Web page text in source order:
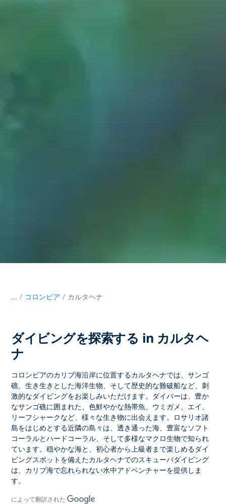
... / コロンビア カルタヘナ
ダイビングを探索する in カルタヘ
ナ
コロンビアのカリブ海沿岸に位置するカルタヘナでは、サンゴ
礁、生き生きとした海洋生物、そして歴史的な難破船など、刺
激的なダイビングをお楽しみいただけます。ダイバーは、豊か
なサンゴ礁に囲まれた、色鮮やかな熱帯魚、ウミガメ、エイ、
リーフシャークなど、様々な生き物に出会えます。 ロサリオ諸
島をはじめとする近隣の島々は、透き通った海、豊富なソフト
コーラルとハードコーラル、そして多様なマクロ生物で知られ
ています。穏やかな海と、初心者から上級者まで楽しめるダイ
ビングスポットを備えたカルタヘナでのスキューバダイビング
は、カリブ海で忘れられない水中アドベンチャーを提供しま
す。
によって翻訳された